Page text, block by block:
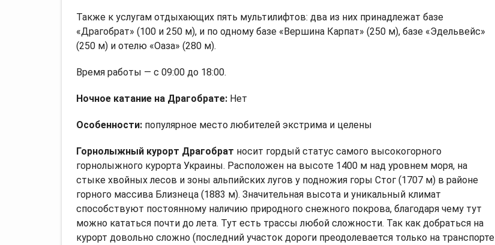
Также к услугам отдыхающих пять мультилифтов: два из них принадлежат базе
«Драгобрат» (100 и 250 м), и по одному базе «Вершина Карпат» (250 м), базе «Эдельвейс»
(250 м) и отелю «Оаза» (280 м).
Время работы — с 09:00 до 18:00.
Ночное катание на Драгобрате: Нет
Особенности: популярное место любителей экстрима и целены
Горнолыжный курорт Драгобрат носит гордый статус самого высокогорного
горнолыжного курорта Украины. Расположен на высоте 1400 м над уровнем моря, на
стыке хвойных лесов и зоны альпийских лугов у подножия горы Стог (1707 м) в районе
горного массива Близнеца (1883 м). Значительная высота и уникальный климат
способствуют постоянному наличию природного снежного покрова, благодаря чему тут
можно кататься почти до лета. Тут есть трассы любой сложности. Так как добраться на
курорт довольно сложно (последний участок дороги преодолевается только на транспорте